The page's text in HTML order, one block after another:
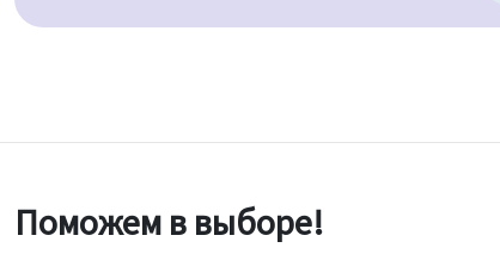
Поможем в выборе!